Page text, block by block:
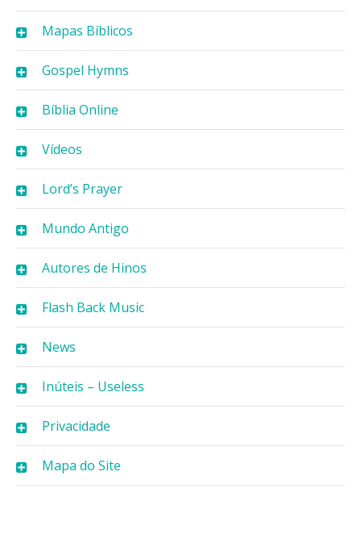
Mapas Bíblicos
Gospel Hymns
Bíblia Online
Vídeos
Lord’s Prayer
Mundo Antigo
Autores de Hinos
Flash Back Music
News
Inúteis – Useless
Privacidade
Mapa do Site